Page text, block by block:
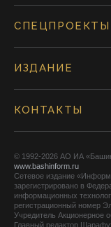
СПЕЦПРОЕКТЫ
ИЗДАНИЕ
КОНТАКТЫ
© 1992-2026 АО ИА
www.bashinform.ru
Сетевое издание
зарегистрировано в
информационных
регистрационный номер
Учредитель Акционерное
Главный редактор